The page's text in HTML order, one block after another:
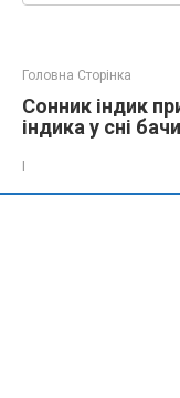
Головна Сторінка
Сонник індик
індика у сні
І